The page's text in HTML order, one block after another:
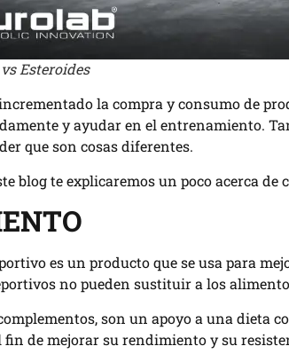
Esteroides
la compra y consumo de
y ayudar en el entrenamiento.
que son cosas diferentes.
blog te explicaremos un poco acerca
es un producto que se usa para
no pueden sustituir a los
son un apoyo a una dieta
fin de mejorar su rendimiento y su